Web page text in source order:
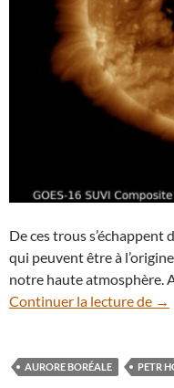
De ces trous
qui peuvent être à
notre haute atmosphère.
Continuer la lecture de →
AURORE BORÉALE PETR